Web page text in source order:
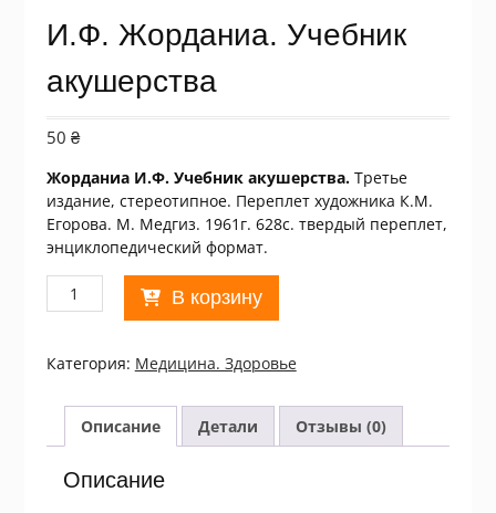
И.Ф. Жорданиа. Учебник
акушерства
50 ₴
Жорданиа И.Ф. Учебник акушерства. Третье
издание, стереотипное. Переплет художника К.М.
Егорова. М. Медгиз. 1961г. 628c. твердый переплет,
энциклопедический формат.
Количество
товара
Жорданиа.
Учебник
акушерства
В корзину
Категория: Медицина. Здоровье
Описание Детали Отзывы (0)
Описание